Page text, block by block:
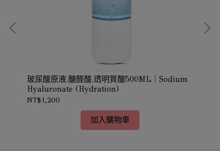
玻尿酸原液.醣醛酸.透明質酸500ML｜Sodium
Hyaluronate (Hydration)
NT$1,200
加入購物車